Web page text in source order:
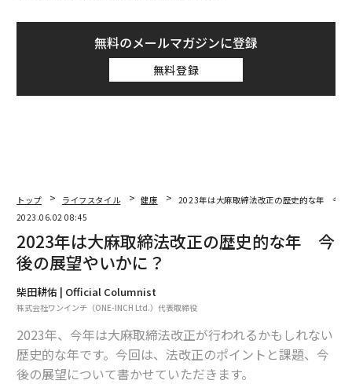
無料のメールマガジンに登録
無料登録
トップ ライフスタイル 健康
2023年は大麻取締法改正の歴史的な年 今後
2023.06.02 08:45
2023年は大麻取締法改正の歴史的な年 今
後の展望やいかに？
柴田耕佑 | Official Columnist
株式会社ワンインチ（ONE-INCH Ltd.）代表取締役
2023年、今年は大麻取締法改正が行われるかもしれない
歴史的な年です。今回は、法改正のポイントと課題、今
後の展望について書かせていただきます。